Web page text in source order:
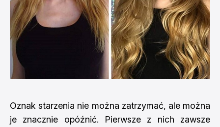
Oznak starzenia nie można zatrzymać, ale można
je znacznie opóźnić. Pierwsze z nich zawsze